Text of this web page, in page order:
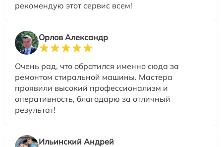
рекомендую этот сервис всем!
Орлов Александр
Очень рад, что обратился именно сюда за
ремонтом стиральной машины. Мастера
проявили высокий профессионализм и
оперативность, благодарю за отличный
результат!
Ильинский Андрей